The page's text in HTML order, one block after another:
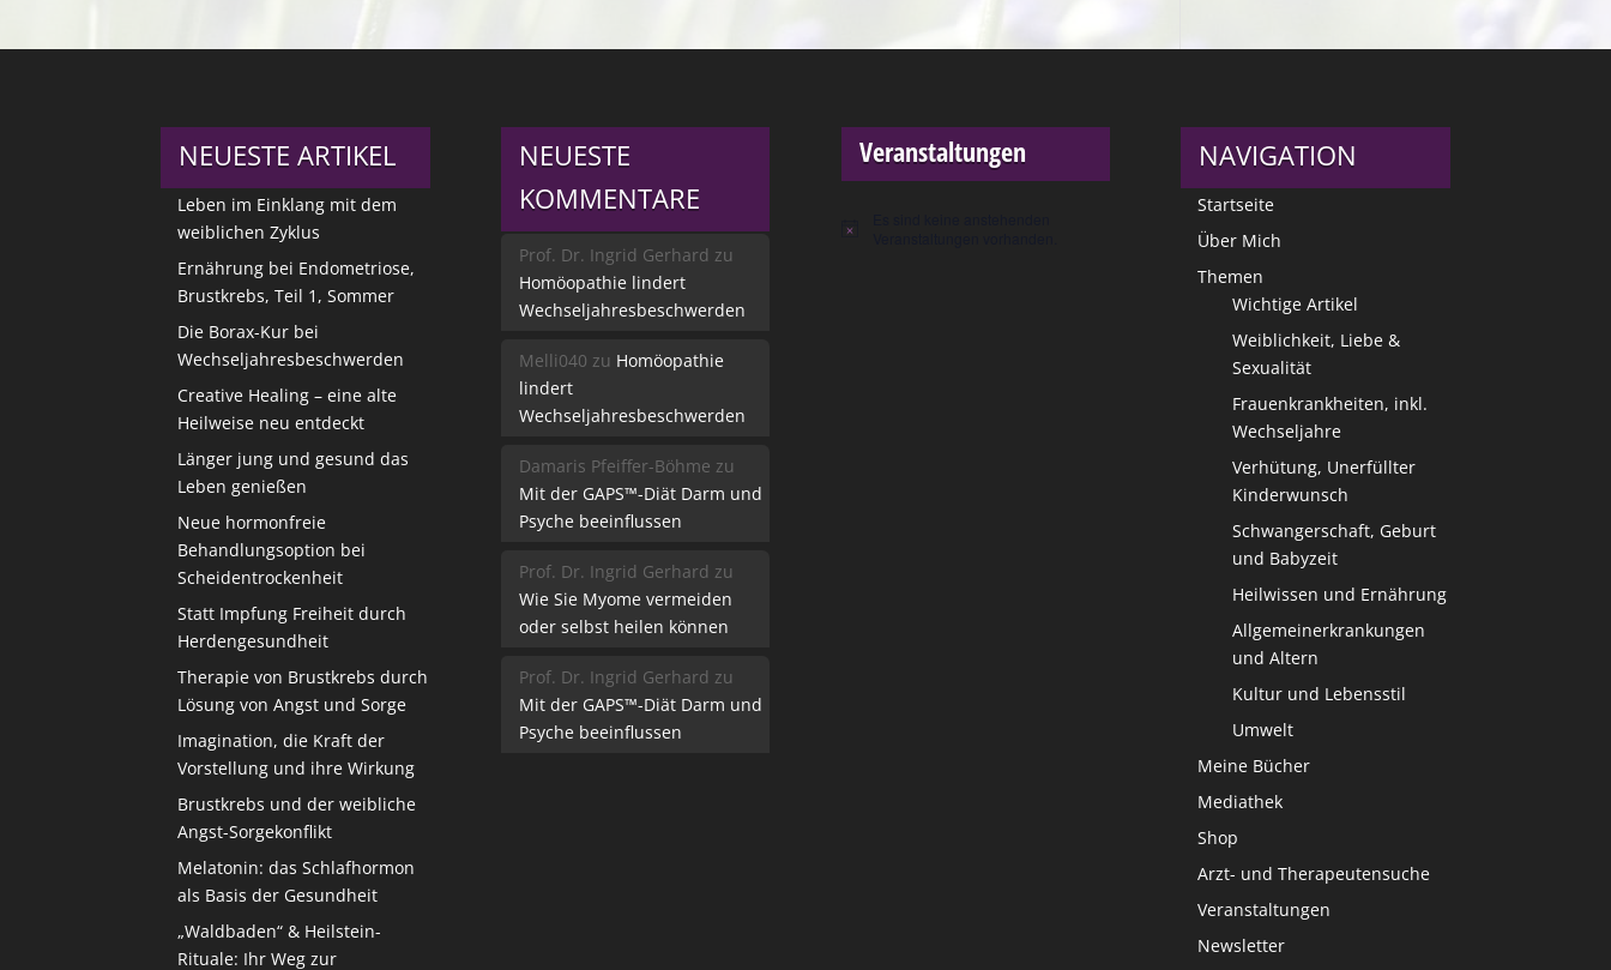
NEUESTE ARTIKEL
Leben im Einklang mit dem
weiblichen Zyklus
Ernährung bei Endometriose,
Brustkrebs, Teil 1, Sommer
Die Borax-Kur bei
Wechseljahresbeschwerden
Creative Healing – eine alte
Heilweise neu entdeckt
Länger jung und gesund das
Leben genießen
Neue hormonfreie
Behandlungsoption bei
Scheidentrockenheit
Statt Impfung Freiheit durch
Herdengesundheit
Therapie von Brustkrebs durch
Lösung von Angst und Sorge
Imagination, die Kraft der
Vorstellung und ihre Wirkung
Brustkrebs und der weibliche
Angst-Sorgekonflikt
Melatonin: das Schlafhormon
als Basis der Gesundheit
„Waldbaden“ & Heilstein-
Rituale: Ihr Weg zur
NEUESTE
KOMMENTARE
Prof. Dr. Ingrid Gerhard zu
Homöopathie lindert
Wechseljahresbeschwerden
Melli040 zu Homöopathie
lindert
Wechseljahresbeschwerden
Damaris Pfeiffer-Böhme zu
Mit der GAPS™-Diät Darm und
Psyche beeinflussen
Prof. Dr. Ingrid Gerhard zu
Wie Sie Myome vermeiden
oder selbst heilen können
Prof. Dr. Ingrid Gerhard zu
Mit der GAPS™-Diät Darm und
Psyche beeinflussen
Veranstaltungen
Hinweis
NAVIGATION
Startseite
Über Mich
Themen
Wichtige Artikel
Weiblichkeit, Liebe &
Sexualität
Frauenkrankheiten, inkl.
Wechseljahre
Verhütung, Unerfüllter
Kinderwunsch
Schwangerschaft, Geburt
und Babyzeit
Heilwissen und Ernährung
Allgemeinerkrankungen
und Altern
Kultur und Lebensstil
Umwelt
Meine Bücher
Mediathek
Shop
Arzt- und Therapeutensuche
Veranstaltungen
Newsletter